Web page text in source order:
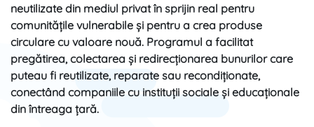
neutilizate din mediul privat în sprijin real pentru
comunitățile vulnerabile și pentru a crea produse
circulare cu valoare nouă. Programul a facilitat
pregătirea, colectarea și redirecționarea bunurilor care
puteau fi reutilizate, reparate sau recondiționate,
conectând companiile cu instituții sociale și educaționale
din întreaga țară.